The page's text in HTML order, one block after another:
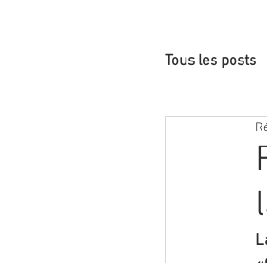
Tous les posts
Cycles/